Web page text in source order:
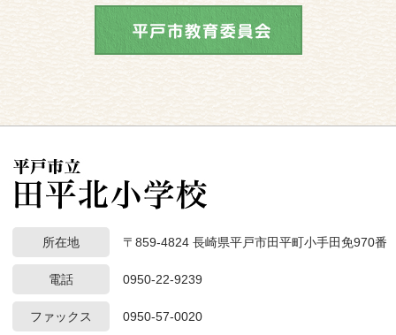
所在地 〒859-4824 長崎県平戸市田平町小手田免970番
電話 0950-22-9239
ファックス 0950-57-0020